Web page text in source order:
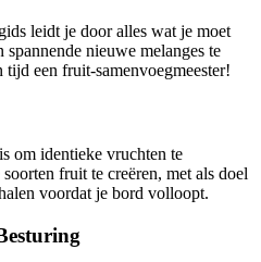
leidt je door alles wat je moet
nieuwe melanges te
tijd een fruit-samenvoegmeester!
om identieke vruchten te
fruit te creëren, met als doel
voordat je bord volloopt.